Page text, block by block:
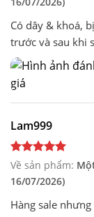
Có dây & khoá,
trước và sau khi
Lam999
Về sản phẩm:
16/07/2026)
Hàng sale